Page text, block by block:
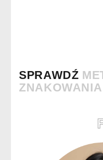
SPRAWDŹ
ZNAKOWANIA